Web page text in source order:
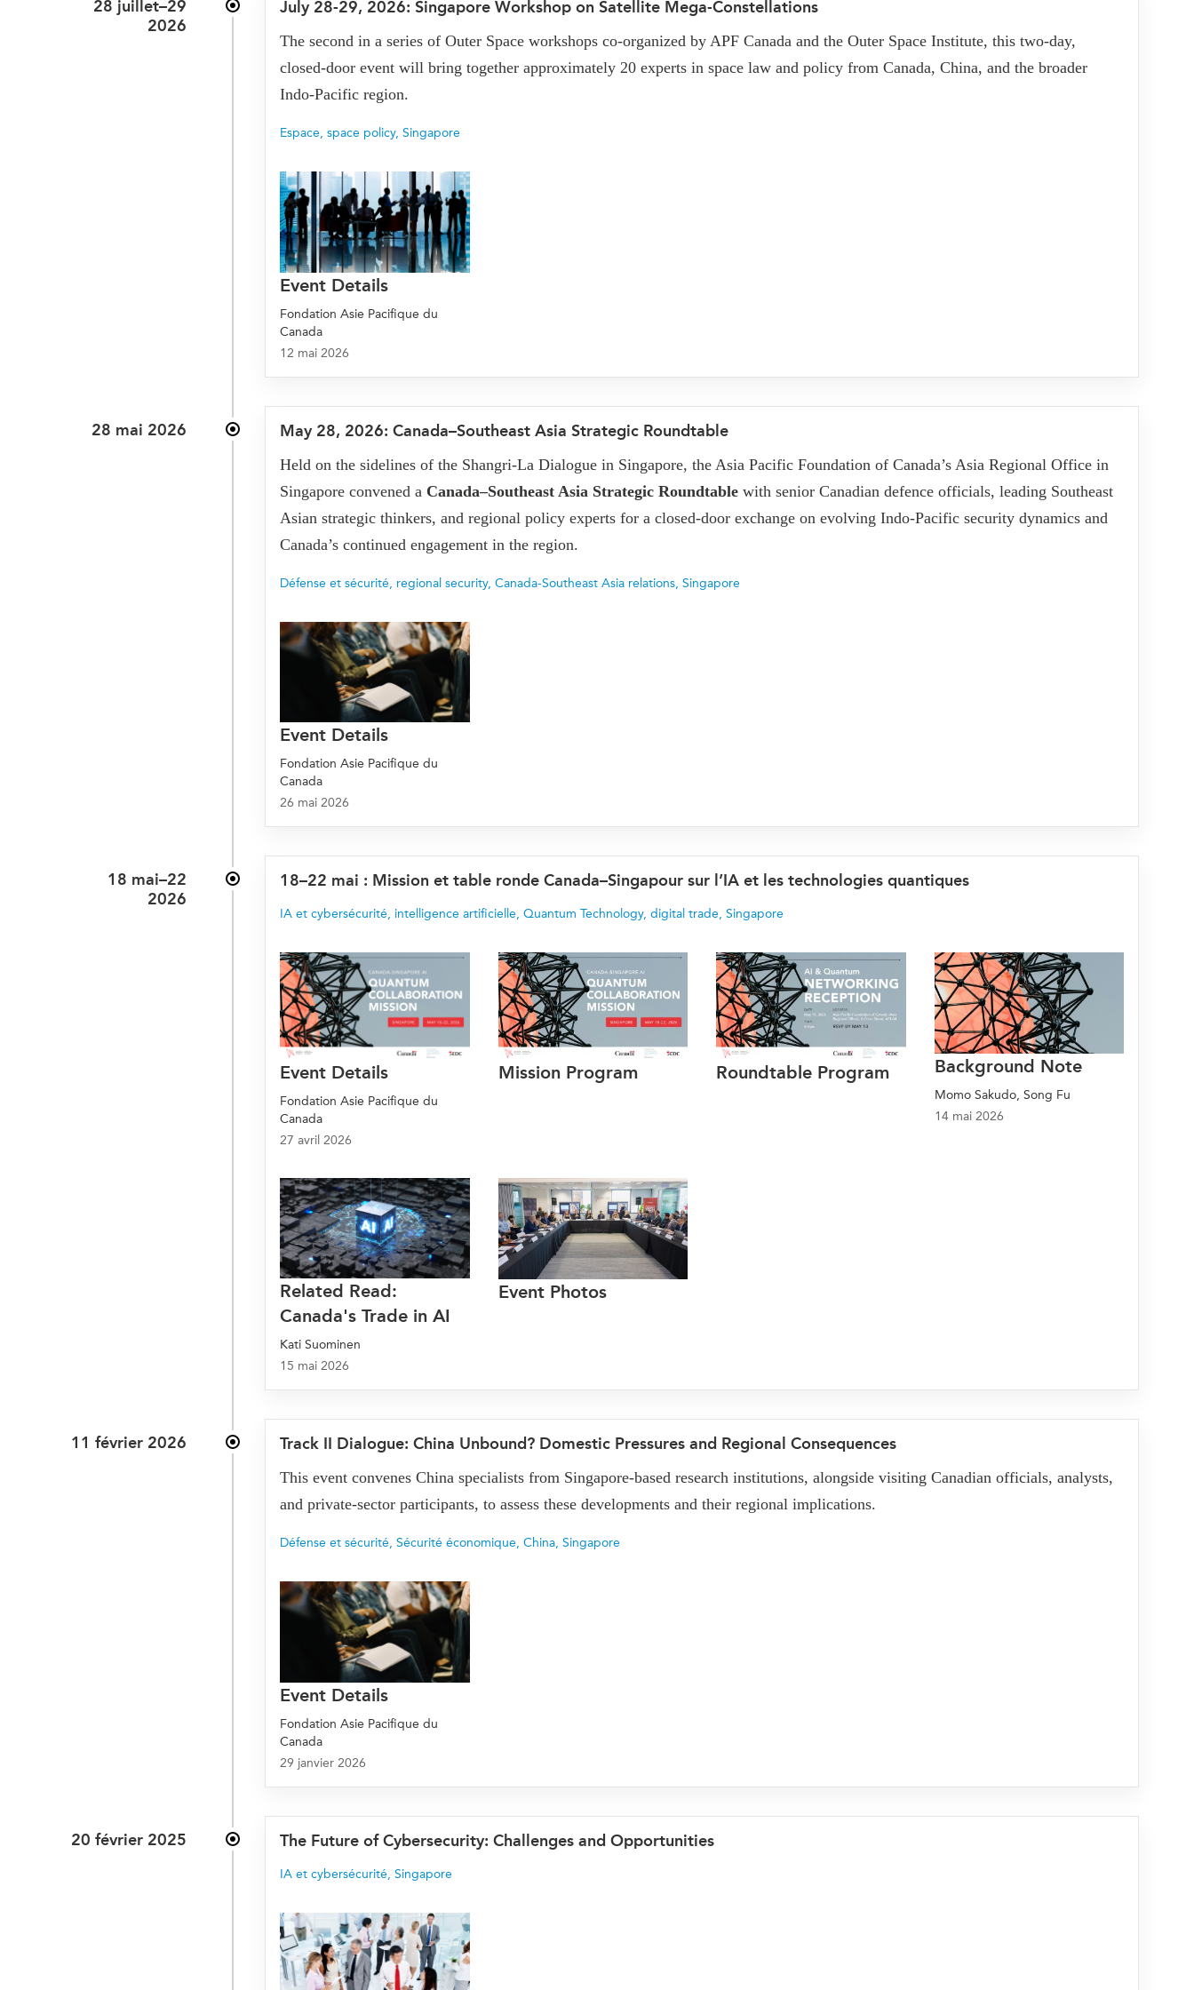
Joignez-vous à nous
Auteurs
PROGRAMMES
Initiative indo-pacifique
Centre sur les minéraux critiques
Enjeux émergents
En éducation
Missions commerciales féminines
Le Partenariat APEC-Canada pour
la croissance des entreprises
i-LEAD
Partenaires institutionnels
ÉVÉNEMENTS
PUBLICATIONS
Observatoire Asie
Perspectives
28 juillet–29
2026
July 28-29, 2026: Singapore Workshop on Satellite Mega-Constellations
The second in a series of ​Outer Space workshops co-organized by APF Canada and the Outer Space Institute, this two-day,
closed-door event will bring together approximately 20 experts in space law and policy from Canada, China, and the broader
Indo-Pacific region.
Espace, space policy, Singapore
Event Details
Fondation Asie Pacifique du
Canada
12 mai 2026
28 mai 2026 May 28, 2026: Canada–Southeast Asia Strategic Roundtable
Held on the sidelines of the Shangri-La Dialogue in Singapore, the Asia Pacific Foundation of Canada’s Asia Regional Office in
Singapore convened a Canada–Southeast Asia Strategic Roundtable with senior Canadian defence officials, leading Southeast
Asian strategic thinkers, and regional policy experts for a closed-door exchange on evolving Indo-Pacific security dynamics and
Canada’s continued engagement in the region.
Défense et sécurité, regional security, Canada-Southeast Asia relations, Singapore
Event Details
Fondation Asie Pacifique du
Canada
26 mai 2026
18 mai–22
2026
18–22 mai : Mission et table ronde Canada–Singapour sur l’IA et les technologies quantiques
IA et cybersécurité, intelligence artificielle, Quantum Technology, digital trade, Singapore
Event Details
Fondation Asie Pacifique du
Canada
27 avril 2026
Mission Program Roundtable Program Background Note
Momo Sakudo, Song Fu
14 mai 2026
Related Read:
Canada's Trade in AI
Kati Suominen
15 mai 2026
Event Photos
11 février 2026 Track II Dialogue: China Unbound? Domestic Pressures and Regional Consequences
This event convenes China specialists from Singapore-based research institutions, alongside visiting Canadian officials, analysts,
and private-sector participants, to assess these developments and their regional implications.
Défense et sécurité, Sécurité économique, China, Singapore
Event Details
Fondation Asie Pacifique du
Canada
29 janvier 2026
20 février 2025 The Future of Cybersecurity: Challenges and Opportunities
IA et cybersécurité, Singapore